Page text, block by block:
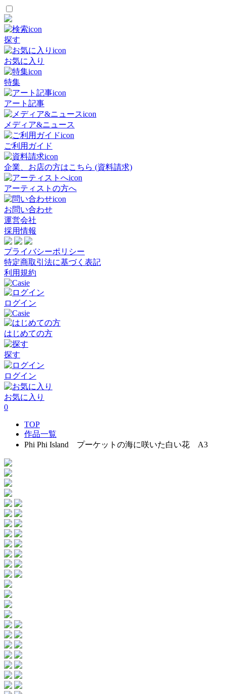
探す
お気に入り
特集
アート記事
メディア&ニュース
ご利用ガイド
企業、お店の方はこちら (資料請求)
アーティストの方へ
お問い合わせ
運営会社
採用情報
プライバシーポリシー
特定商取引法に基づく表記
利用規約
ログイン
はじめての方
探す
ログイン
お気に入り
0
TOP
作品一覧
Phi Phi Island プーケットの海に咲いた白い花 A3